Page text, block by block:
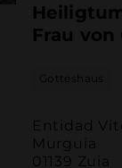
Frau von
Gotteshaus
Entidad
Murguia
01139 Zuia